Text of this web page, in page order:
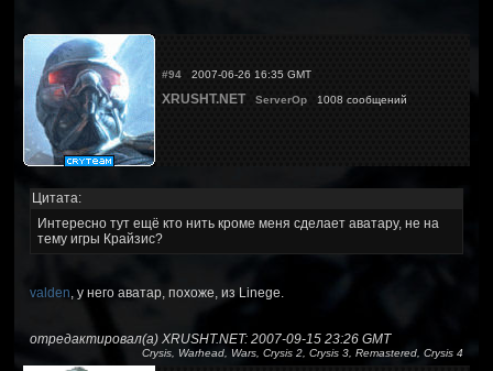
#94 2007-06-26 16:35 GMT
XRUSHT.NET ServerOp 1008 сообщений
Цитата:
Интересно тут ещё кто нить кроме меня сделает аватару, не на
тему игры Крайзис?
valden, у него аватар, похоже, из Linege.
отредактировал(а) XRUSHT.NET: 2007-09-15 23:26 GMT
Crysis, Warhead, Wars, Crysis 2, Crysis 3, Remastered, Crysis 4